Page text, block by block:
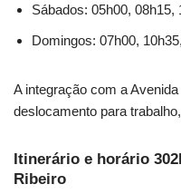
Sábados: 05h00, 08h15,
Domingos: 07h00,
A integração com a
deslocamento para
Itinerário e horário
Ribeiro